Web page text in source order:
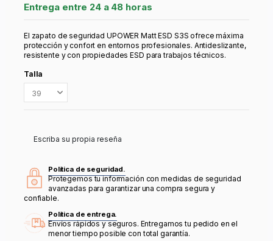
Entrega entre 24 a 48 horas
El zapato de seguridad UPOWER Matt ESD S3S ofrece máxima
protección y confort en entornos profesionales. Antideslizante,
resistente y con propiedades ESD para trabajos técnicos.
Talla
Escriba su propia reseña
Política de seguridad.
Protegemos tu información con medidas de seguridad
avanzadas para garantizar una compra segura y
confiable.
Política de entrega.
Envíos rápidos y seguros. Entregamos tu pedido en el
menor tiempo posible con total garantía.